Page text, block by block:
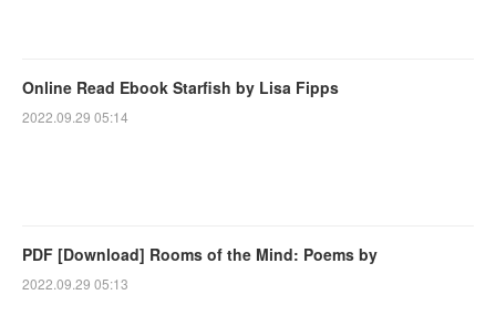
Online Read Ebook Starfish by Lisa Fipps
2022.09.29 05:14
PDF [Download] Rooms of the Mind: Poems by
2022.09.29 05:13